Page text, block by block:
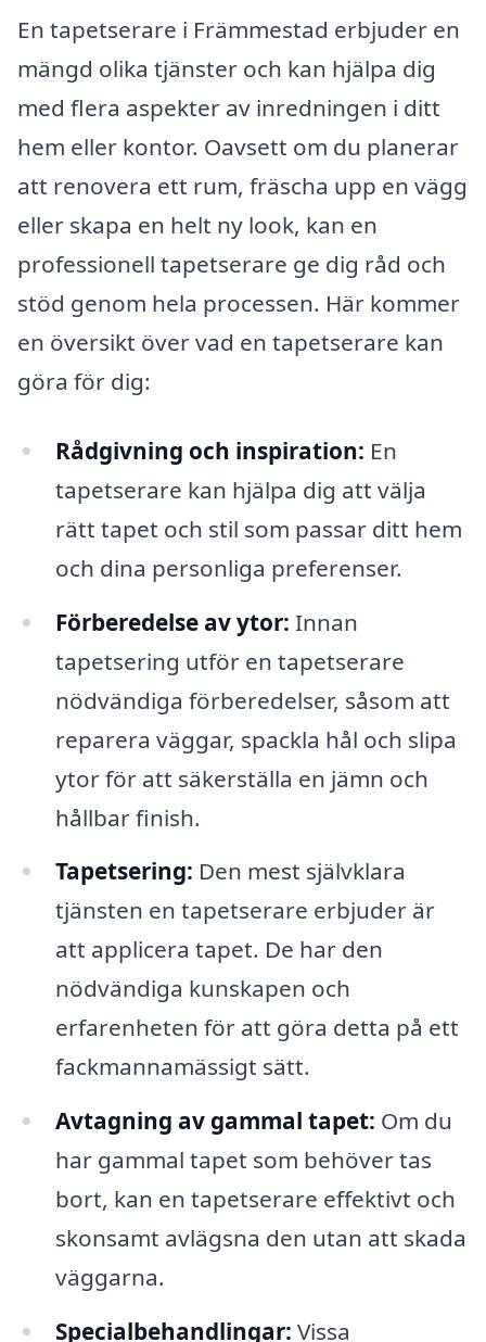
En tapetserare i Främmestad erbjuder en
mängd olika tjänster och kan hjälpa dig
med flera aspekter av inredningen i ditt
hem eller kontor. Oavsett om du planerar
att renovera ett rum, fräscha upp en vägg
eller skapa en helt ny look, kan en
professionell tapetserare ge dig råd och
stöd genom hela processen. Här kommer
en översikt över vad en tapetserare kan
göra för dig:
Rådgivning och inspiration: En
tapetserare kan hjälpa dig att välja
rätt tapet och stil som passar ditt hem
och dina personliga preferenser.
Förberedelse av ytor: Innan
tapetsering utför en tapetserare
nödvändiga förberedelser, såsom att
reparera väggar, spackla hål och slipa
ytor för att säkerställa en jämn och
hållbar finish.
Tapetsering: Den mest självklara
tjänsten en tapetserare erbjuder är
att applicera tapet. De har den
nödvändiga kunskapen och
erfarenheten för att göra detta på ett
fackmannamässigt sätt.
Avtagning av gammal tapet: Om du
har gammal tapet som behöver tas
bort, kan en tapetserare effektivt och
skonsamt avlägsna den utan att skada
väggarna.
Specialbehandlingar: Vissa